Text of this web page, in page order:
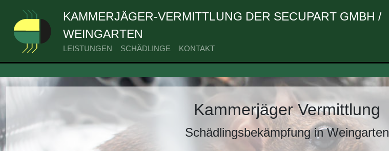
KAMMERJÄGER-VERMITTLUNG DER SECUPART GMBH /
WEINGARTEN
LEISTUNGEN SCHÄDLINGE KONTAKT
Kammerjäger Vermittlung
Schädlingsbekämpfung in Weingarten